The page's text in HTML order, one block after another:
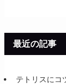
最近の記事
テトリスにコ